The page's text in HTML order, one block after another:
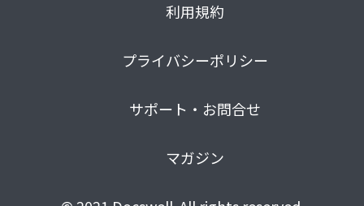
利用規約
プライバシーポリシー
サポート・お問合せ
マガジン